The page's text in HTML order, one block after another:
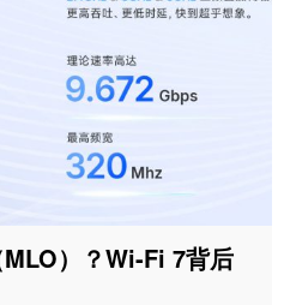
）？Wi-Fi 7背后